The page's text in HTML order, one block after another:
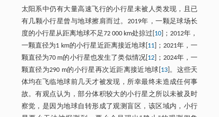
太阳系中仍有大量高速飞行的小行星未被人类发现，且已
有几颗小行星曾与地球擦肩而过。2019年，一颗足球场长
度的小行星从距离地球不足72 000 km处掠过[ 10 ]；2012年，
一颗直径为1 km的小行星近距离接近地球[ 11]；2021年，一
颗直径为70 m的小行星也发生了类似情况[ 12 ]；2024年，一
颗直径为290 m的小行星再次近距离接近地球[ 13]。这些天
体均在飞临地球前几天才被发现，所幸最终未造成任何事
故。有观点认为，部分体积较大的小行星之所以未被及时
察觉，是因为地球自转形成了观测盲区，该区域内，小行